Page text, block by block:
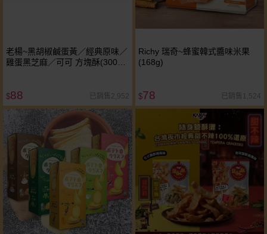
老楊~黑胡椒鹹蛋黃／經典原味／
雞蛋黑芝麻／可可 方塊酥(300g)
$88 已銷售2,952
Richy 瑞奇~蜂蜜韓式醬味米果
(168g)
$78 已銷售1,524